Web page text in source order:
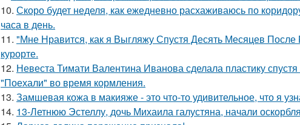
10. Скоро будет неделя, как ежедневно расхаживаюсь по
часа в день.
11. "Мне Нравится, как я Выгляжу Спустя Десять Месяцев
курорте.
12. Невеста Тимати Валентина Иванова сделала пластику
"Поехали" во время кормления.
13. Замшевая кожа в макияже - это что-то удивительное, что я
14. 13-Летнюю Эстеллу, дочь Михаила галустяна, начали